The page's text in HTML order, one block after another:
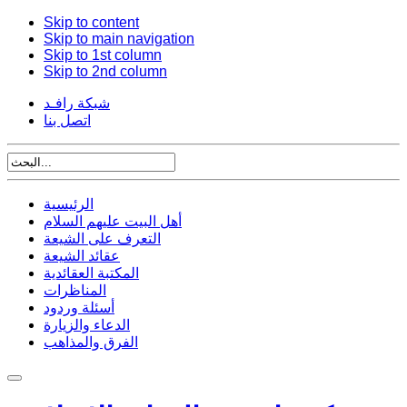
Skip to content
Skip to main navigation
Skip to 1st column
Skip to 2nd column
شبكة رافـد
اتصل بنا
الرئيسية
أهل البيت عليهم السلام
التعرف على الشيعة
عقائد الشيعة
المكتبة العقائدية
المناظرات
أسئلة وردود
الدعاء والزيارة
الفرق والمذاهب